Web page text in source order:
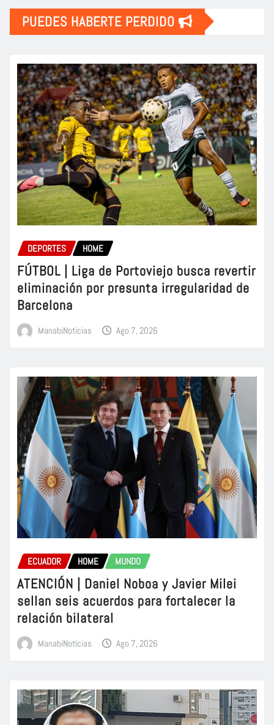
PUEDES HABERTE PERDIDO
DEPORTES HOME
FÚTBOL | Liga de Portoviejo busca revertir
eliminación por presunta irregularidad de
Barcelona
ManabiNoticias Ago 7, 2026
ECUADOR HOME MUNDO
ATENCIÓN | Daniel Noboa y Javier Milei
sellan seis acuerdos para fortalecer la
relación bilateral
ManabiNoticias Ago 7, 2026